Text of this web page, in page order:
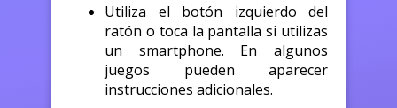
Utiliza el botón izquierdo del
ratón o toca la pantalla si utilizas
un smartphone. En algunos
juegos pueden aparecer
instrucciones adicionales.